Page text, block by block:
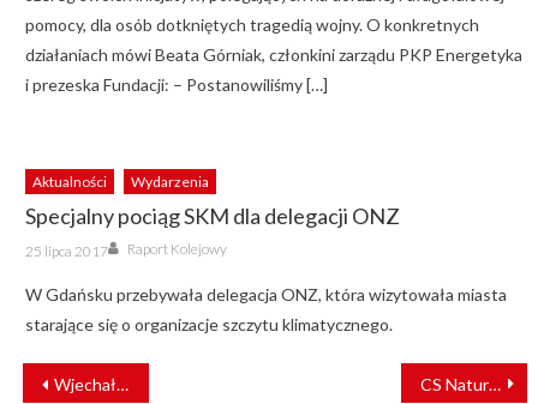
pomocy, dla osób dotkniętych tragedią wojny. O konkretnych
działaniach mówi Beata Górniak, członkini zarządu PKP Energetyka
i prezeska Fundacji: – Postanowiliśmy […]
Aktualności Wydarzenia
Specjalny pociąg SKM dla delegacji ONZ
Posted
on
25 lipca 2017 Author
Raport Kolejowy
W Gdańsku przebywała delegacja ONZ, która wizytowała miasta
starające się o organizacje szczytu klimatycznego.
NAWIGACJA
WPISU
Wjechał w infrastrukturę kolejową: 51-latek miał 2 promile CS Natura Tour w rytmie zmieniających się potrzeb